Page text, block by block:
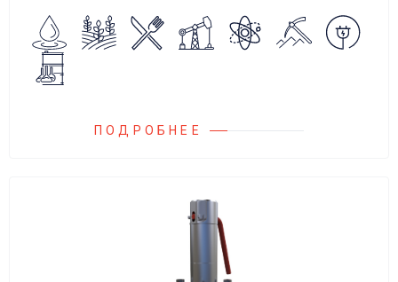
агрессивных жидкостей, эмульсий,
суспензий и пропуска их в прямом
направлении.
ПОДРОБНЕЕ